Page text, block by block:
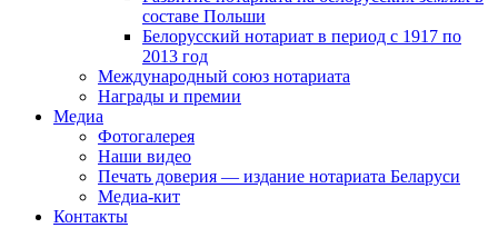
составе Польши
Белорусский нотариат в период с 1917 по
2013 год
Международный союз нотариата
Награды и премии
Медиа
Фотогалерея
Наши видео
Печать доверия — издание нотариата Беларуси
Медиа-кит
Контакты